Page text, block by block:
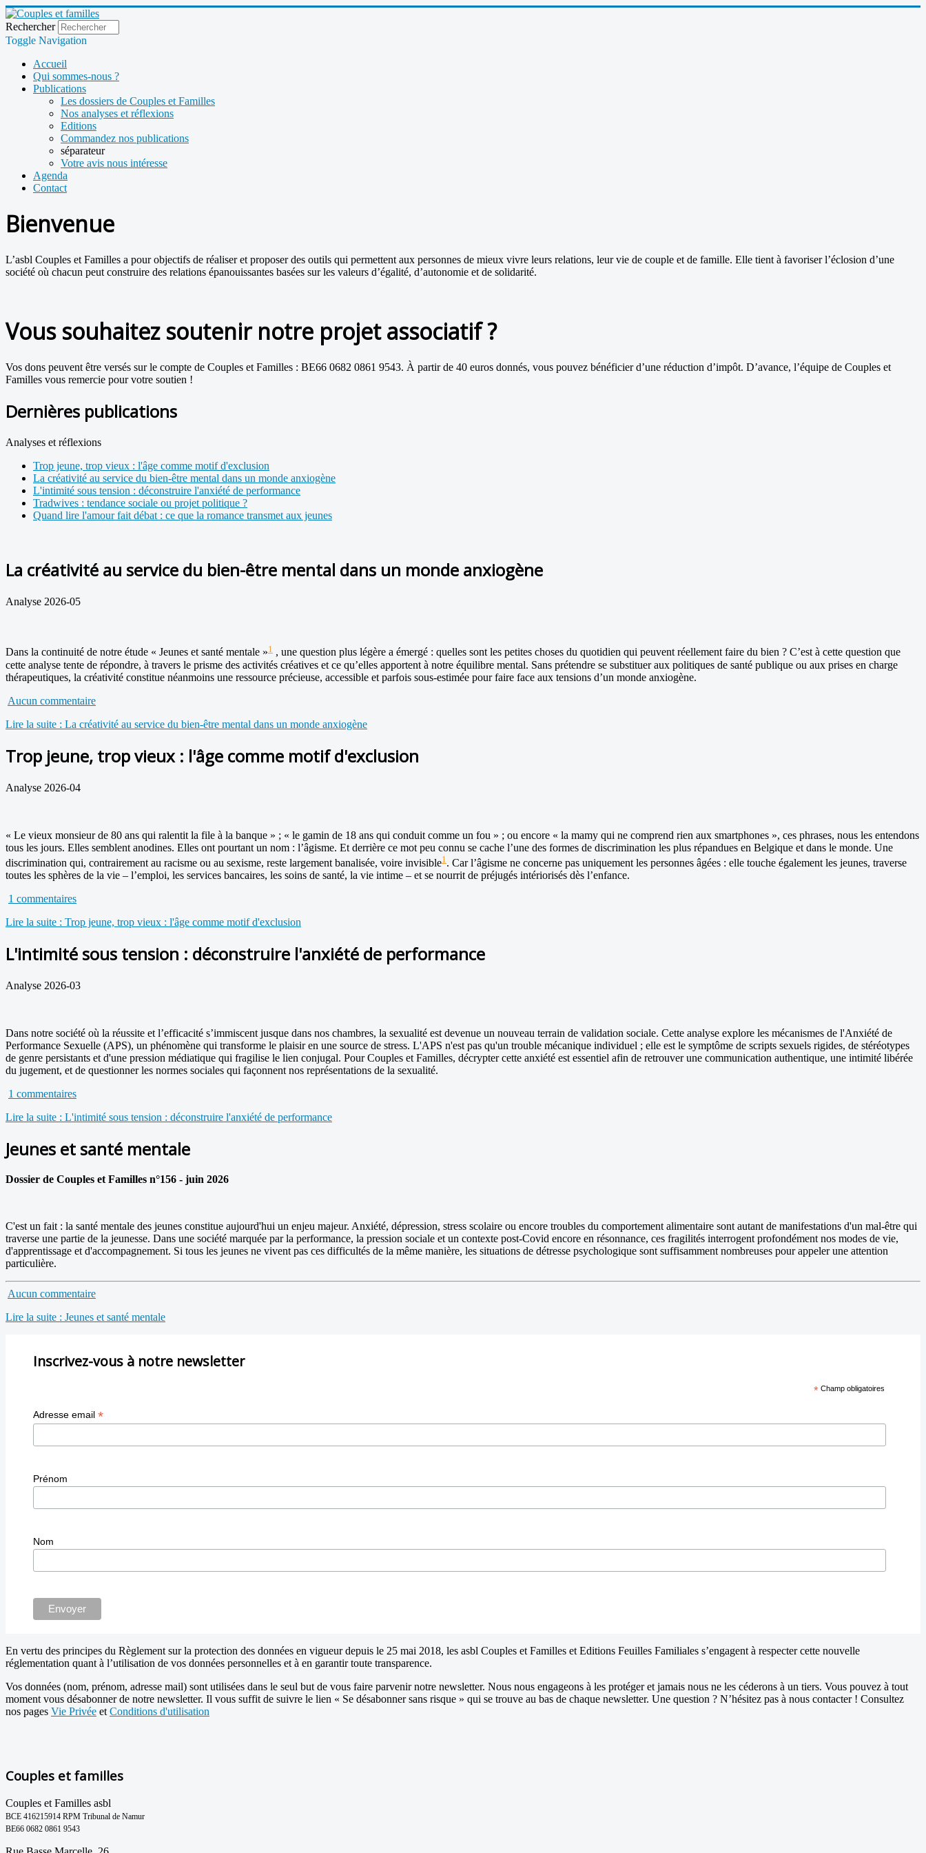
Rechercher
Toggle Navigation
Accueil
Qui sommes-nous ?
Publications
Les dossiers de Couples et Familles
Nos analyses et réflexions
Editions
Commandez nos publications
séparateur
Votre avis nous intéresse
Agenda
Contact
Bienvenue
L’asbl Couples et Familles a pour objectifs de réaliser et proposer des outils qui permettent aux personnes de mieux vivre leurs relations, leur vie de couple et de famille. Elle tient à favoriser l’éclosion d’une
société où chacun peut construire des relations épanouissantes basées sur les valeurs d’égalité, d’autonomie et de solidarité.
Vous souhaitez soutenir notre projet associatif ?
Vos dons peuvent être versés sur le compte de Couples et Familles : BE66 0682 0861 9543. À partir de 40 euros donnés, vous pouvez bénéficier d’une réduction d’impôt. D’avance, l’équipe de Couples et
Familles vous remercie pour votre soutien !
Dernières publications
Analyses et réflexions
Trop jeune, trop vieux : l'âge comme motif d'exclusion
La créativité au service du bien-être mental dans un monde anxiogène
L'intimité sous tension : déconstruire l'anxiété de performance
Tradwives : tendance sociale ou projet politique ?
Quand lire l'amour fait débat : ce que la romance transmet aux jeunes
La créativité au service du bien-être mental dans un monde anxiogène
Analyse 2026-05
Dans la continuité de notre étude « Jeunes et santé mentale »1 , une question plus légère a émergé : quelles sont les petites choses du quotidien qui peuvent réellement faire du bien ? C’est à cette question que
cette analyse tente de répondre, à travers le prisme des activités créatives et ce qu’elles apportent à notre équilibre mental. Sans prétendre se substituer aux politiques de santé publique ou aux prises en charge
thérapeutiques, la créativité constitue néanmoins une ressource précieuse, accessible et parfois sous-estimée pour faire face aux tensions d’un monde anxiogène.
Aucun commentaire
Lire la suite : La créativité au service du bien-être mental dans un monde anxiogène
Trop jeune, trop vieux : l'âge comme motif d'exclusion
Analyse 2026-04
« Le vieux monsieur de 80 ans qui ralentit la file à la banque » ; « le gamin de 18 ans qui conduit comme un fou » ; ou encore « la mamy qui ne comprend rien aux smartphones », ces phrases, nous les entendons
tous les jours. Elles semblent anodines. Elles ont pourtant un nom : l’âgisme. Et derrière ce mot peu connu se cache l’une des formes de discrimination les plus répandues en Belgique et dans le monde. Une
discrimination qui, contrairement au racisme ou au sexisme, reste largement banalisée, voire invisible1 . Car l’âgisme ne concerne pas uniquement les personnes âgées : elle touche également les jeunes, traverse
toutes les sphères de la vie – l’emploi, les services bancaires, les soins de santé, la vie intime – et se nourrit de préjugés intériorisés dès l’enfance.
1 commentaires
Lire la suite : Trop jeune, trop vieux : l'âge comme motif d'exclusion
L'intimité sous tension : déconstruire l'anxiété de performance
Analyse 2026-03
Dans notre société où la réussite et l’efficacité s’immiscent jusque dans nos chambres, la sexualité est devenue un nouveau terrain de validation sociale. Cette analyse explore les mécanismes de l'Anxiété de
Performance Sexuelle (APS), un phénomène qui transforme le plaisir en une source de stress. L'APS n'est pas qu'un trouble mécanique individuel ; elle est le symptôme de scripts sexuels rigides, de stéréotypes
de genre persistants et d'une pression médiatique qui fragilise le lien conjugal. Pour Couples et Familles, décrypter cette anxiété est essentiel afin de retrouver une communication authentique, une intimité libérée
du jugement, et de questionner les normes sociales qui façonnent nos représentations de la sexualité.
1 commentaires
Lire la suite : L'intimité sous tension : déconstruire l'anxiété de performance
Jeunes et santé mentale
Dossier de Couples et Familles n°156 - juin 2026
C'est un fait : la santé mentale des jeunes constitue aujourd'hui un enjeu majeur. Anxiété, dépression, stress scolaire ou encore troubles du comportement alimentaire sont autant de manifestations d'un mal-être qui
traverse une partie de la jeunesse. Dans une société marquée par la performance, la pression sociale et un contexte post-Covid encore en résonnance, ces fragilités interrogent profondément nos modes de vie,
d'apprentissage et d'accompagnement. Si tous les jeunes ne vivent pas ces difficultés de la même manière, les situations de détresse psychologique sont suffisamment nombreuses pour appeler une attention
particulière.
Aucun commentaire
Lire la suite : Jeunes et santé mentale
Inscrivez-vous à notre newsletter
* Champ obligatoires
Adresse email *
Prénom
Nom
En vertu des principes du Règlement sur la protection des données en vigueur depuis le 25 mai 2018, les asbl Couples et Familles et Editions Feuilles Familiales s’engagent à respecter cette nouvelle
réglementation quant à l’utilisation de vos données personnelles et à en garantir toute transparence.
Vos données (nom, prénom, adresse mail) sont utilisées dans le seul but de vous faire parvenir notre newsletter. Nous nous engageons à les protéger et jamais nous ne les céderons à un tiers. Vous pouvez à tout
moment vous désabonner de notre newsletter. Il vous suffit de suivre le lien « Se désabonner sans risque » qui se trouve au bas de chaque newsletter. Une question ? N’hésitez pas à nous contacter ! Consultez
nos pages Vie Privée et Conditions d'utilisation
Couples et familles
Couples et Familles asbl
BCE 416215914 RPM Tribunal de Namur
BE66 0682 0861 9543